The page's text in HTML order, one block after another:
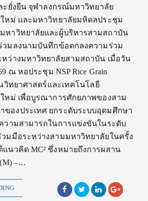
ะยั่งยืน จุฬาลงกรณ์มหาวิทยาลัย
ใหม่ และมหาวิทยาลัยมหิดลประชุม
หาวิทยาลัยและผู้บริหารสามสถาบัน
วมลงนามบันทึกข้อตกลงความร่วม
หว่างมหาวิทยาลัยสามสถาบัน เมื่อวัน
ณ หอประชุม NSP Rice Grain
วิทยาศาสตร์และเทคโนโลยี
ใหม่ เพื่อบูรณาการศักยภาพของสาม
ของประเทศ ยกระดับระบบอุดมศึกษา
วามสามารถในการแข่งขันในระดับ
มมือระหว่างสามมหาวิทยาลัยในครั้ง
นวคิด MC² ซึ่งหมายถึงการผสาน
–…